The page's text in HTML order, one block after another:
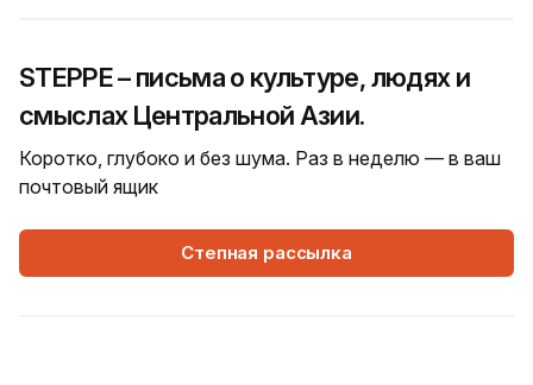
STEPPE – письма о культуре, людях и
смыслах Центральной Азии.
Коротко, глубоко и без шума. Раз в неделю — в ваш
почтовый ящик
Степная рассылка